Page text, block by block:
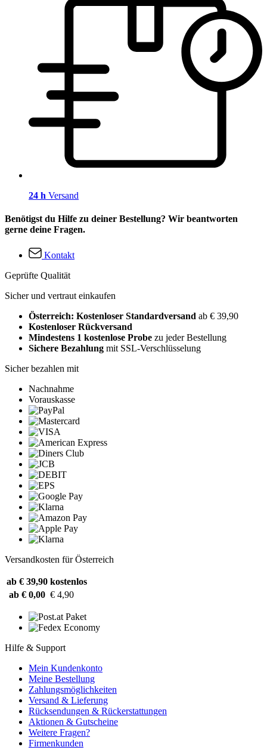
24 h Versand
Benötigst du Hilfe zu deiner Bestellung? Wir beantworten
gerne deine Fragen.
Kontakt
Geprüfte Qualität
Sicher und vertraut einkaufen
Österreich: Kostenloser Standardversand ab € 39,90
Kostenloser Rückversand
Mindestens 1 kostenlose Probe zu jeder Bestellung
Sichere Bezahlung mit SSL-Verschlüsselung
Sicher bezahlen mit
Nachnahme
Vorauskasse
Versandkosten für Österreich
ab € 39,90 kostenlos
ab € 0,00 € 4,90
Hilfe & Support
Mein Kundenkonto
Meine Bestellung
Zahlungsmöglichkeiten
Versand & Lieferung
Rücksendungen & Rückerstattungen
Aktionen & Gutscheine
Weitere Fragen?
Firmenkunden